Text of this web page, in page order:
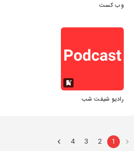
وب کست
رادیو شیفت شب
1
2
3
4